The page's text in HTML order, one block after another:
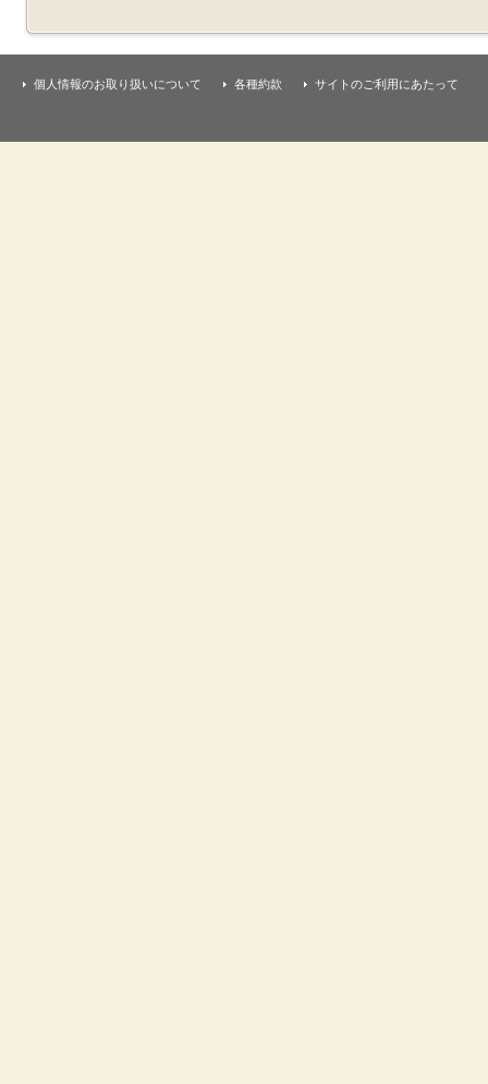
個人情報のお取り扱いについて 各種約款 サイトのご利用にあたって